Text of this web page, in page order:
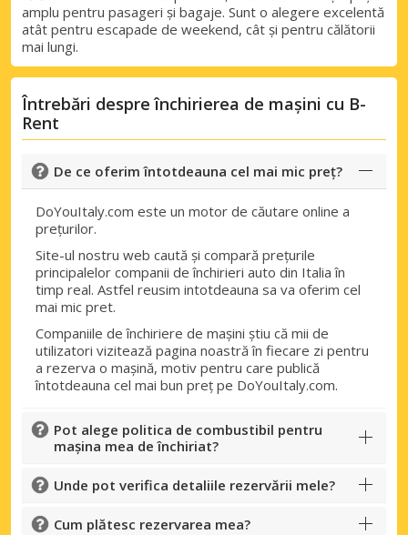
amplu pentru pasageri și bagaje. Sunt o alegere excelentă
atât pentru escapade de weekend, cât și pentru călătorii
mai lungi.
Întrebări despre închirierea de mașini cu B-
Rent
De ce oferim întotdeauna cel mai mic preț?
DoYouItaly.com este un motor de căutare online a
prețurilor.
Site-ul nostru web caută și compară prețurile
principalelor companii de închirieri auto din Italia în
timp real. Astfel reusim intotdeauna sa va oferim cel
mai mic pret.
Companiile de închiriere de mașini știu că mii de
utilizatori vizitează pagina noastră în fiecare zi pentru
a rezerva o mașină, motiv pentru care publică
întotdeauna cel mai bun preț pe DoYouItaly.com.
Pot alege politica de combustibil pentru
mașina mea de închiriat?
Unde pot verifica detaliile rezervării mele?
Cum plătesc rezervarea mea?